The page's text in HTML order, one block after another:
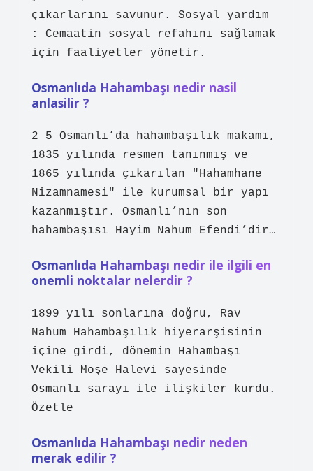
çıkarlarını savunur. Sosyal yardım
: Cemaatin sosyal refahını sağlamak
için faaliyetler yönetir.
Osmanlıda Hahambaşı nedir nasil
anlasilir ?
2 5 Osmanlı’da hahambaşılık makamı,
1835 yılında resmen tanınmış ve
1865 yılında çıkarılan "Hahamhane
Nizamnamesi" ile kurumsal bir yapı
kazanmıştır. Osmanlı’nın son
hahambaşısı Hayim Nahum Efendi’dir…
Osmanlıda Hahambaşı nedir ile ilgili en
onemli noktalar nelerdir ?
1899 yılı sonlarına doğru, Rav
Nahum Hahambaşılık hiyerarşisinin
içine girdi, dönemin Hahambaşı
Vekili Moşe Halevi sayesinde
Osmanlı sarayı ile ilişkiler kurdu.
Özetle
Osmanlıda Hahambaşı nedir neden
merak edilir ?